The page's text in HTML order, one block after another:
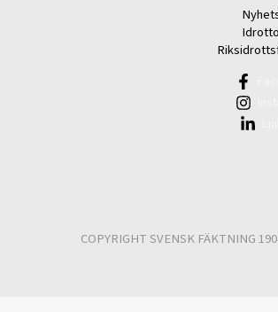
COPYRIGHT SVENSK FÄKTNING